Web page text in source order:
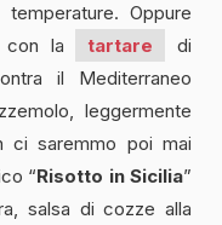
Oppure
con la tartare
di
il Mediterraneo
leggermente
ci saremmo poi mai
“Risotto in Sicilia”
salsa di cozze alla